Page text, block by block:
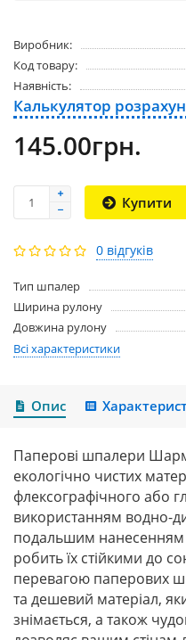
Виробник:
Код товару:
Наявність:
Калькулятор
145.00грн.
Купити
0 відгуків
Тип шпалер
Ширина рулону
Довжина рулону
Всі характеристики
Опис
Паперові шпалери
екологічно чистих
флексографічного або
використанням водно-
подальшим нанесенням
робить їх стійкими до
перевагою паперових
та дешевий матеріал,
знімається, а також